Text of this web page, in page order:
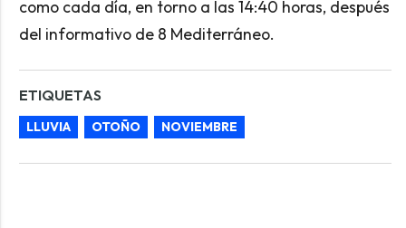
como cada día, en torno a las 14:40 horas, después
del informativo de 8 Mediterráneo.
ETIQUETAS
LLUVIA OTOÑO NOVIEMBRE